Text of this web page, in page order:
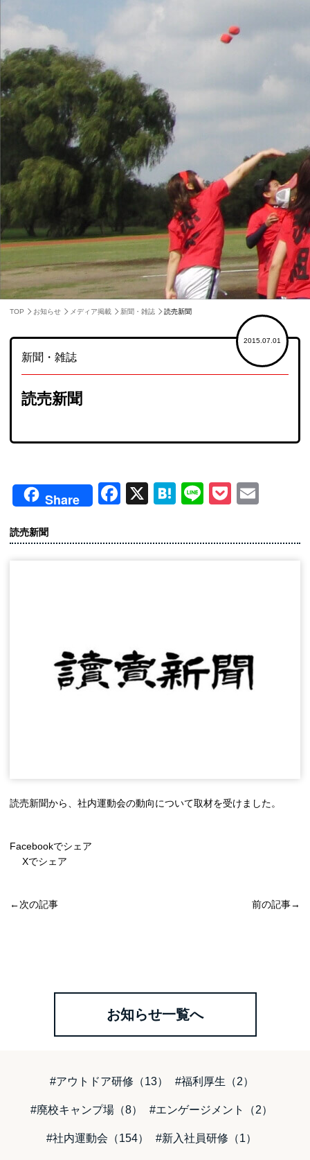
NEWS
TOP お知らせ メディア掲載 新聞・雑誌 読売新聞
2015.07.01
新聞・雑誌
読売新聞
Share Facebook
X Hatena
LinePocket
読売新聞
読売新聞から、社内運動会の動向について取材を受けました。
Facebookでシェア
Xでシェア
←次の記事 前の記事→
お知らせ一覧へ
#アウトドア研修（13） #福利厚生（2）
#廃校キャンプ場（8） #エンゲージメント（2）
#社内運動会（154） #新入社員研修（1）